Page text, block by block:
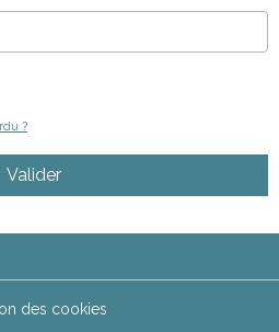
?
Valider
des cookies